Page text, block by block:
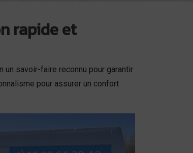
rapide et
savoir-faire reconnu pour garantir
pour assurer un confort